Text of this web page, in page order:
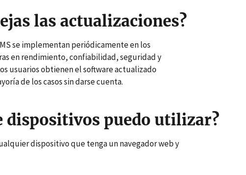
las actualizaciones?
se implementan periódicamente en los
en rendimiento, confiabilidad, seguridad y
usuarios obtienen el software actualizado
de los casos sin darse cuenta.
dispositivos puedo utilizar?
dispositivo que tenga un navegador web y